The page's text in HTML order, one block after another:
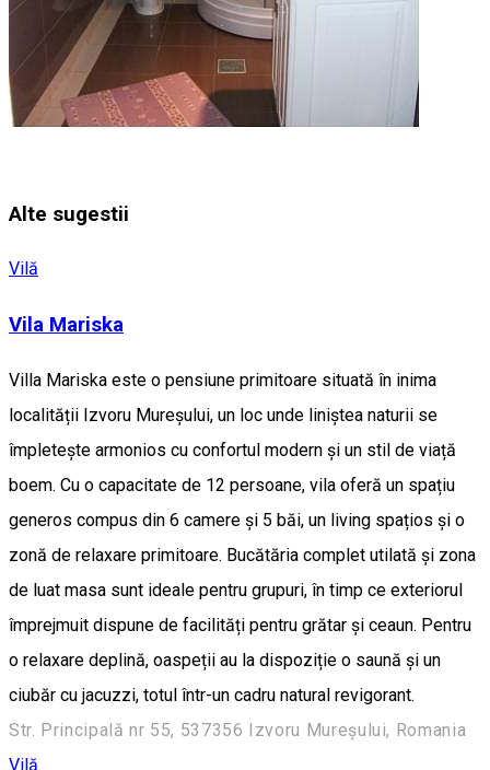
Alte sugestii
Vilă
Vila Mariska
Villa Mariska este o pensiune primitoare situată în inima
localității Izvoru Mureșului, un loc unde liniștea naturii se
împletește armonios cu confortul modern și un stil de viață
boem. Cu o capacitate de 12 persoane, vila oferă un spațiu
generos compus din 6 camere și 5 băi, un living spațios și o
zonă de relaxare primitoare. Bucătăria complet utilată și zona
de luat masa sunt ideale pentru grupuri, în timp ce exteriorul
împrejmuit dispune de facilități pentru grătar și ceaun. Pentru
o relaxare deplină, oaspeții au la dispoziție o saună și un
ciubăr cu jacuzzi, totul într-un cadru natural revigorant.
Str. Principală nr 55, 537356 Izvoru Mureșului, Romania
Vilă